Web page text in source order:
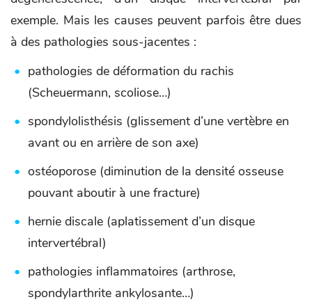
exemple. Mais les causes peuvent parfois être dues
à des pathologies sous-jacentes :
pathologies de déformation du rachis
(Scheuermann, scoliose…)
spondylolisthésis (glissement d’une vertèbre en
avant ou en arrière de son axe)
ostéoporose (diminution de la densité osseuse
pouvant aboutir à une fracture)
hernie discale (aplatissement d’un disque
intervertébral)
pathologies inflammatoires (arthrose,
spondylarthrite ankylosante…)